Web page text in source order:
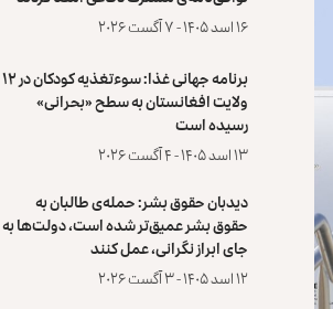
۱۶ اسد ۱۴۰۵ - ۷ آگست ۲۰۲۶
برنامه جهانی غذا: سوءتغذیه کودکان در ۱۲
ولایت افغانستان به سطح «بحرانی»
رسیده است
۱۳ اسد ۱۴۰۵ - ۴ آگست ۲۰۲۶
دیدبان حقوق بشر: حمله‌ی طالبان به
حقوق بشر عمیق‌تر شده است، دولت‌ها به
جای ابراز نگرانی، عمل کنند
۱۲ اسد ۱۴۰۵ - ۳ آگست ۲۰۲۶